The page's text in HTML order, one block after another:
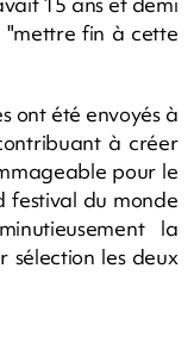
fin à cette
ont été envoyés à
à créer
pour le
festival du monde
la
sélection les deux